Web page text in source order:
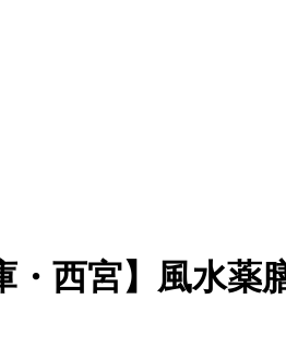
・西宮】風水薬